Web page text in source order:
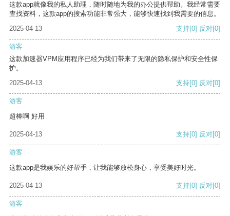
这款app就像我的私人助理，随时随地为我的办公提供帮助。我经常需要
查找资料，这款app的搜索功能非常强大，能够快速找到我需要的信息。
2025-04-13
支持[0] 反对[0]
游客
这款加速器VPM应用程序已经为我们带来了无限的隐私保护和安全性保
护。
2025-04-13
支持[0] 反对[0]
游客
超棒啊 好用
2025-04-13 支持[0] 反对[0]
游客
这款app是我娱乐的好帮手，让我能够放松身心，享受美好时光。
2025-04-13 支持[0] 反对[0]
游客